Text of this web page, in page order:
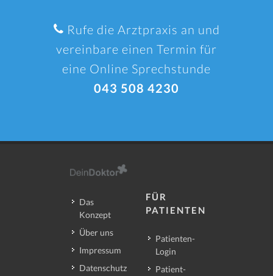
Rufe die Arztpraxis an und
vereinbare einen Termin für
eine Online Sprechstunde
043 508 4230
Das
Konzept
Über uns
Impressum
Datenschutz
FÜR
PATIENTEN
Patienten-
Login
Patient-